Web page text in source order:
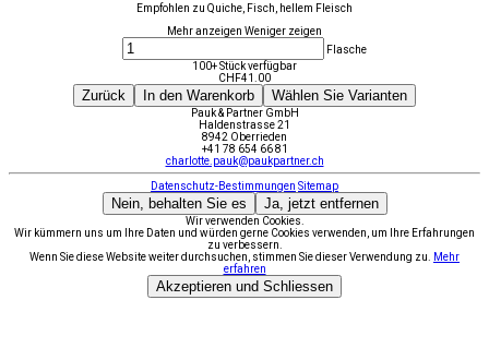
Empfohlen zu Quiche, Fisch, hellem Fleisch
Mehr anzeigen Weniger zeigen
Flasche
100+ Stück verfügbar
CHF41.00
Zurück In den Warenkorb Wählen Sie Varianten
Pauk & Partner GmbH
Haldenstrasse 21
8942 Oberrieden
+41 78 654 66 81
charlotte.pauk@paukpartner.ch
Datenschutz-Bestimmungen Sitemap
Nein, behalten Sie es Ja, jetzt entfernen
Wir verwenden Cookies.
Wir kümmern uns um Ihre Daten und würden gerne Cookies verwenden, um Ihre Erfahrungen
zu verbessern.
Wenn Sie diese Website weiter durchsuchen, stimmen Sie dieser Verwendung zu.
Mehr
erfahren
Akzeptieren und Schliessen